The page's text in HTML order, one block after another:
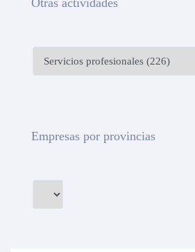
Otras actividades
Empresas por provincias